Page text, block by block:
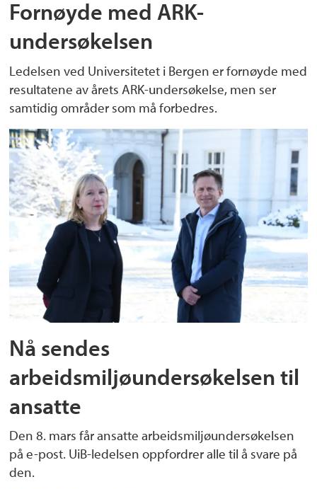
Fornøyde med ARK-
undersøkelsen
Ledelsen ved Universitetet i Bergen er fornøyde med
resultatene av årets ARK-undersøkelse, men ser
samtidig områder som må forbedres.
Nå sendes
arbeidsmiljøundersøkelsen til
ansatte
Den 8. mars får ansatte arbeidsmiljøundersøkelsen
på e-post. UiB-ledelsen oppfordrer alle til å svare på
den.